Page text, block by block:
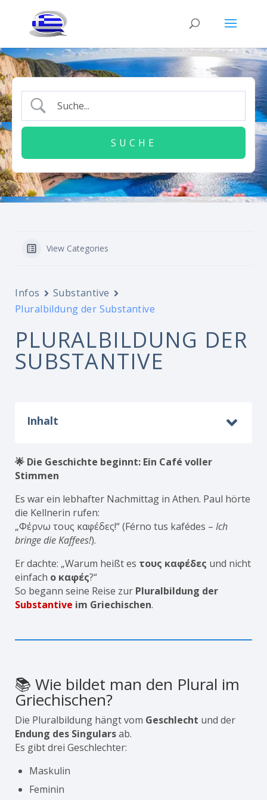
View Categories
Infos
Substantive
Pluralbildung der Substantive
PLURALBILDUNG DER
SUBSTANTIVE
Inhalt
🌟 Die Geschichte beginnt: Ein Café voller
Stimmen
Es war ein lebhafter Nachmittag in Athen. Paul hörte
die Kellnerin rufen:
„Φέρνω τους καφέδες!“ (Férno tus kafédes – Ich
bringe die Kaffees!).
Er dachte: „Warum heißt es τους καφέδες und nicht
einfach ο καφές?“
So begann seine Reise zur Pluralbildung der
Substantive im Griechischen.
📚 Wie bildet man den Plural im
Griechischen?
Die Pluralbildung hängt vom Geschlecht und der
Endung des Singularsab.
Es gibt drei Geschlechter:
Maskulin
Feminin